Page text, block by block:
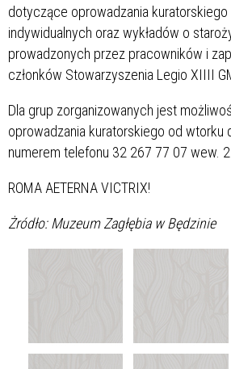
dotyczące oprowadzania kuratorskiego
indywidualnych oraz wykładów o
prowadzonych przez pracowników i
członków Stowarzyszenia Legio XIIII
Dla grup zorganizowanych jest
oprowadzania kuratorskiego od wtorku
numerem telefonu 32 267 77 07 wew.
ROMA AETERNA VICTRIX!
Żródło: Muzeum Zagłębia w Będzinie